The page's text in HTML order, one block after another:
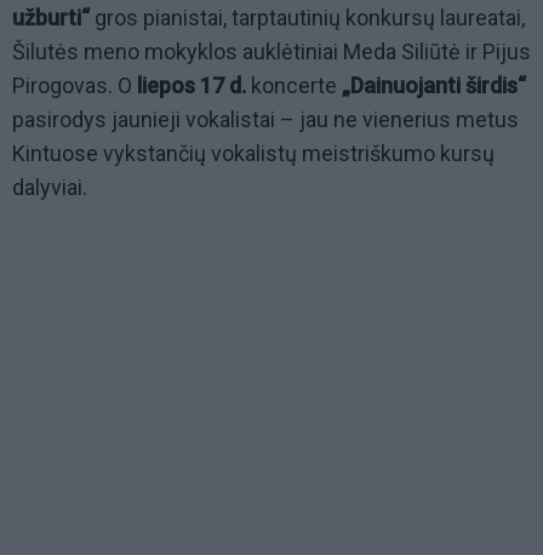
užburti“ gros pianistai, tarptautinių konkursų laureatai,
Šilutės meno mokyklos auklėtiniai Meda Siliūtė ir Pijus
Pirogovas. O liepos 17 d. koncerte „Dainuojanti širdis“
pasirodys jaunieji vokalistai – jau ne vienerius metus
Kintuose vykstančių vokalistų meistriškumo kursų
dalyviai.